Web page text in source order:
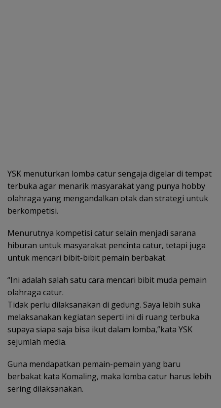
YSK menuturkan lomba catur sengaja digelar di tempat
terbuka agar menarik masyarakat yang punya hobby
olahraga yang mengandalkan otak dan strategi untuk
berkompetisi.
Menurutnya kompetisi catur selain menjadi sarana
hiburan untuk masyarakat pencinta catur, tetapi juga
untuk mencari bibit-bibit pemain berbakat.
“Ini adalah salah satu cara mencari bibit muda pemain
olahraga catur.
Tidak perlu dilaksanakan di gedung. Saya lebih suka
melaksanakan kegiatan seperti ini di ruang terbuka
supaya siapa saja bisa ikut dalam lomba,”kata YSK
sejumlah media.
Guna mendapatkan pemain-pemain yang baru
berbakat kata Komaling, maka lomba catur harus lebih
sering dilaksanakan.